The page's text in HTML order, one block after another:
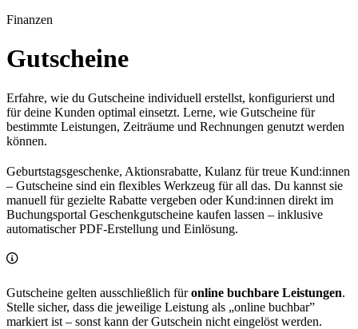
Finanzen
Gutscheine
Erfahre, wie du Gutscheine individuell erstellst, konfigurierst und
für deine Kunden optimal einsetzt. Lerne, wie Gutscheine für
bestimmte Leistungen, Zeiträume und Rechnungen genutzt werden
können.
Geburtstagsgeschenke, Aktionsrabatte, Kulanz für treue Kund:innen
– Gutscheine sind ein flexibles Werkzeug für all das. Du kannst sie
manuell für gezielte Rabatte vergeben oder Kund:innen direkt im
Buchungsportal Geschenkgutscheine kaufen lassen – inklusive
automatischer PDF-Erstellung und Einlösung.
Gutscheine gelten ausschließlich füronline buchbare Leistungen.
Stelle sicher, dass die jeweilige Leistung als „online buchbar”
markiert ist – sonst kann der Gutschein nicht eingelöst werden.